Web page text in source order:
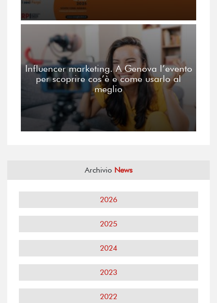
Influencer marketing. A Genova l’evento
per scoprire cos’è e come usarlo al
meglio
Archivio News
2026
2025
2024
2023
2022